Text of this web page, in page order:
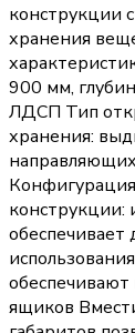
конструкции
хранения
900 мм,
ЛДСП Тип
хранения:
конструкции:
обеспечивает
ящиков